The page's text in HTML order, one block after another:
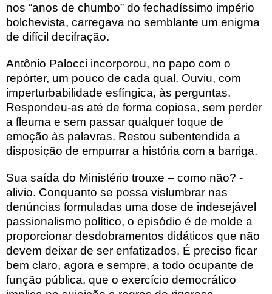
nos “anos de chumbo” do fechadíssimo império
bolchevista, carregava no semblante um enigma
de difícil decifração.
Antônio Palocci incorporou, no papo com o
repórter, um pouco de cada qual. Ouviu, com
imperturbabilidade esfíngica, às perguntas.
Respondeu-as até de forma copiosa, sem perder
a fleuma e sem passar qualquer toque de
emoção às palavras. Restou subentendida a
disposição de empurrar a história com a barriga.
Sua saída do Ministério trouxe – como não? -
alivio. Conquanto se possa vislumbrar nas
denúncias formuladas uma dose de indesejável
passionalismo político, o episódio é de molde a
proporcionar desdobramentos didáticos que não
devem deixar de ser enfatizados. É preciso ficar
bem claro, agora e sempre, a todo ocupante de
função pública, que o exercício democrático